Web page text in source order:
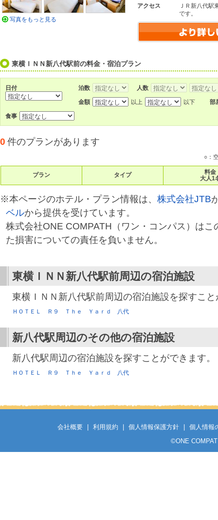
アクセス
ＪＲ新八代駅
です。
写真をもっと見る
東横ＩＮＮ新八代駅前の料金・宿泊プラン
日付 泊数 人数
金額 以上 以下 部
食事
0 件のプランがあります
○：
プラン タイプ
料金
大人1
※本ページのホテル・プラン情報は、 株式会社JTB
ベルから提供を受けています。
株式会社ONE COMPATH（ワン・コンパス）はこ
た損害についての責任を負いません。
東横ＩＮＮ新八代駅前周辺の宿泊施設
東横ＩＮＮ新八代駅前周辺の宿泊施設を探すこ
ＨＯＴＥＬ Ｒ９ Ｔｈｅ Ｙａｒｄ 八代
新八代駅周辺のその他の宿泊施設
新八代駅周辺の宿泊施設を探すことができます。
ＨＯＴＥＬ Ｒ９ Ｔｈｅ Ｙａｒｄ 八代
会社概要 利用規約 個人情報保護方針
個人情報
©ONE